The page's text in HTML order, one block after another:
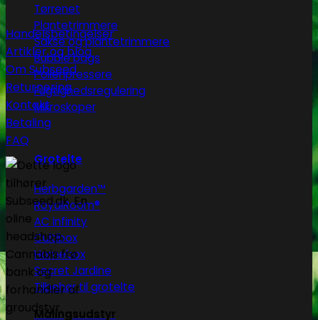
Tørrenet
Plantetrimmere
Sakse og plantetrimmere
Bubble bags
Pollenpressere
Fugtighedsregulering
Mikroskoper
Grotelte
Herbgarden™
RoyalRoom®
AC infinity
Cultibox
Homebox
Secret Jardine
Tilbehør til grotelte
Målingsudstyr
Handelsbetingelser
Artikler og blog
Om Subseed
Returnering
Kontakt
Betaling
FAQ